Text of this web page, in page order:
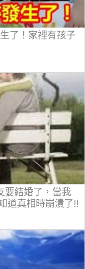
了！家裡有孩子
要結婚了，當我
道真相時崩潰了!!